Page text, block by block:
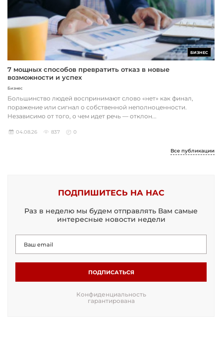
БИЗНЕС
7 мощных способов превратить отказ в новые
возможности и успех
Бизнес
Большинство людей воспринимают слово «нет» как финал,
поражение или сигнал о собственной неполноценности.
Независимо от того, о чем идет речь — отклон...
04.08.26 837 0
Все публикации
ПОДПИШИТЕСЬ НА НАС
Раз в неделю мы будем отправлять Вам самые
интересные новости недели
ПОДПИСАТЬСЯ
Конфиденциальность
гарантирована